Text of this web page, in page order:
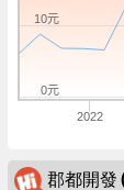
2022
0元
10元
郡都開發